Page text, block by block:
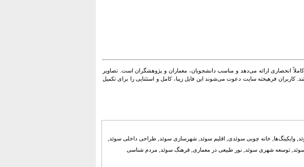
انحصاری ارائه می‌دهد و مناسب دانشجویان، معماران و پژوهشگران است. تصاویر
کاربران فرهیخته سایت دعوت می‌شوند این فایل زیبا، کامل و استثنایی را برای تکمیل
وایکینگ‌ها, خانه چوبی سوئدی, اقلیم سوئد, شهرسازی سوئد, طراحی داخلی سوئد,
توسعه شهری سوئد, نور طبیعی در معماری, فرهنگ سوئد, مردم شناسی